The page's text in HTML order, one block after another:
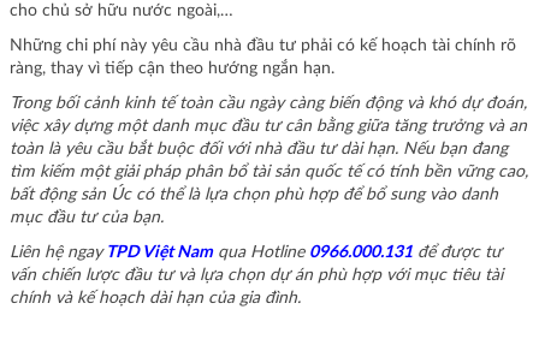
cho chủ sở hữu nước ngoài,…
Những chi phí này yêu cầu nhà đầu tư phải có kế hoạch tài chính rõ
ràng, thay vì tiếp cận theo hướng ngắn hạn.
Trong bối cảnh kinh tế toàn cầu ngày càng biến động và khó dự đoán,
việc xây dựng một danh mục đầu tư cân bằng giữa tăng trưởng và an
toàn là yêu cầu bắt buộc đối với nhà đầu tư dài hạn. Nếu bạn đang
tìm kiếm một giải pháp phân bổ tài sản quốc tế có tính bền vững cao,
bất động sản Úc có thể là lựa chọn phù hợp để bổ sung vào danh
mục đầu tư của bạn.
Liên hệ ngayTPD Việt Namqua Hotline 0966.000.131 để được tư
vấn chiến lược đầu tư và lựa chọn dự án phù hợp với mục tiêu tài
chính và kế hoạch dài hạn của gia đình.